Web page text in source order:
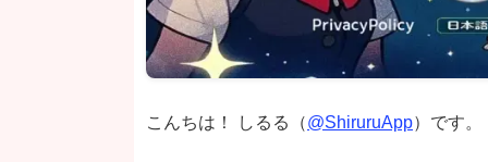
こんちは！ しるる（@ShiruruApp）です。